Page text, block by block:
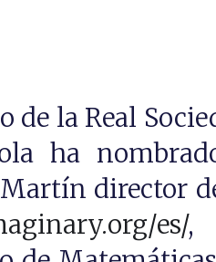
de la Real
ha
director
es/,